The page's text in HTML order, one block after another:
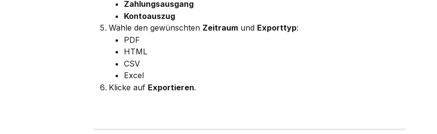
Zahlungsausgang
Kontoauszug
Wähle den gewünschten Zeitraum und Exporttyp:
PDF
HTML
CSV
Excel
Klicke auf Exportieren.